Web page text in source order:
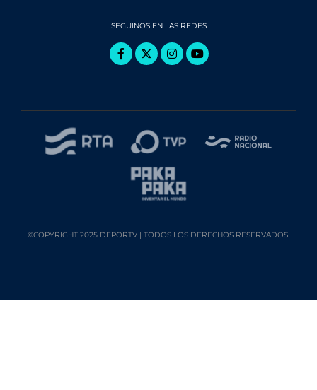
SEGUINOS EN LAS REDES
©COPYRIGHT 2025 DEPORTV | TODOS LOS DERECHOS RESERVADOS.